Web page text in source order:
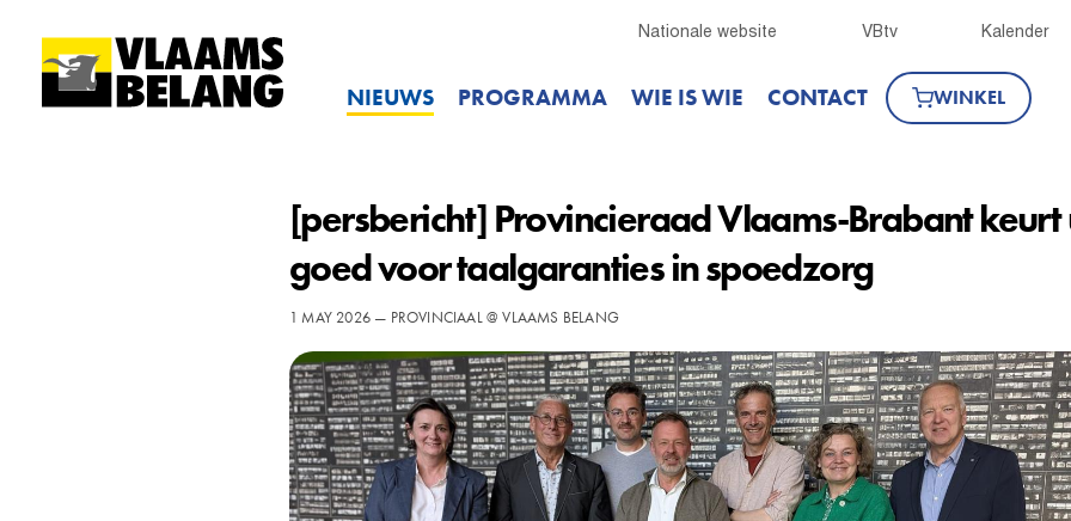
Nationale website VBtv Kalender
NIEUWS PROGRAMMA WIE IS WIE CONTACT WINKEL
[persbericht] Provincieraad Vlaams-Brabant
goed voor taalgaranties in spoedzorg
1 MAY 2026 — PROVINCIAAL @ VLAAMS BELANG